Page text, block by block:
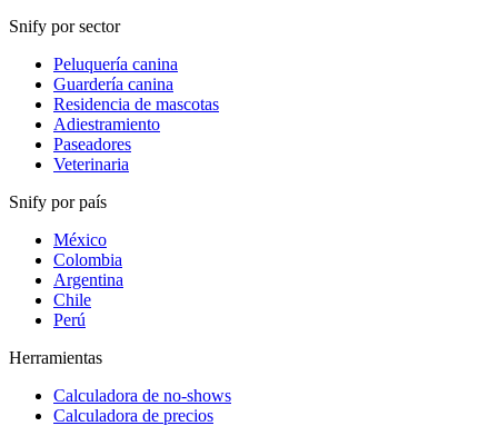
Snify por sector
Peluquería canina
Guardería canina
Residencia de mascotas
Adiestramiento
Paseadores
Veterinaria
Snify por país
México
Colombia
Argentina
Chile
Perú
Herramientas
Calculadora de no-shows
Calculadora de precios